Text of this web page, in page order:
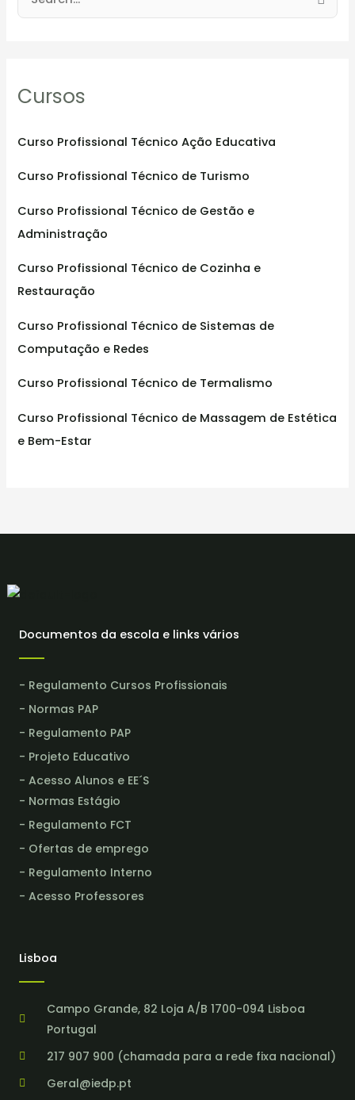
c
f
r
:
Cursos
Curso Profissional Técnico Ação Educativa
Curso Profissional Técnico de Turismo
Curso Profissional Técnico de Gestão e
Administração
Curso Profissional Técnico de Cozinha e
Restauração
Curso Profissional Técnico de Sistemas de
Computação e Redes
Curso Profissional Técnico de Termalismo
Curso Profissional Técnico de Massagem de Estética
e Bem-Estar
Documentos da escola e links vários
- Regulamento Cursos Profissionais
- Normas PAP
- Regulamento PAP
- Projeto Educativo
- Acesso Alunos e EE´S
- Normas Estágio
- Regulamento FCT
- Ofertas de emprego
- Regulamento Interno
- Acesso Professores
Lisboa
Campo Grande, 82 Loja A/B 1700-094 Lisboa
Portugal
217 907 900 (chamada para a rede fixa nacional)
Geral@iedp.pt